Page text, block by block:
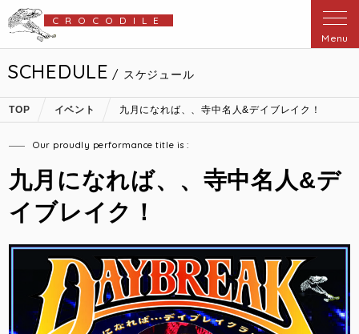
CROCODILE
Menu
SCHEDULE / スケジュール
TOP イベント 九月になれば、、寺中名人&デイブレイク！
Our proudly performance title is :
九月になれば、、寺中名人&デ
イブレイク！